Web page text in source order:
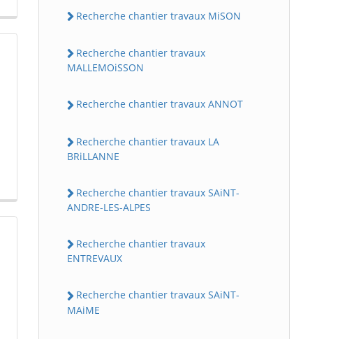
Recherche chantier travaux MiSON
Recherche chantier travaux
MALLEMOiSSON
Recherche chantier travaux ANNOT
Recherche chantier travaux LA
BRiLLANNE
Recherche chantier travaux SAiNT-
ANDRE-LES-ALPES
Recherche chantier travaux
ENTREVAUX
Recherche chantier travaux SAiNT-
MAiME